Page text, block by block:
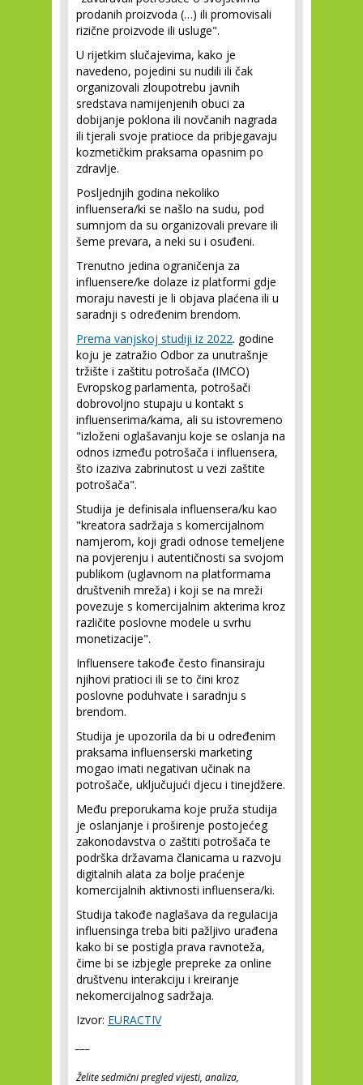
prodanih proizvoda (…) ili promovisali
rizične proizvode ili usluge".
U rijetkim slučajevima, kako je
navedeno, pojedini su nudili ili čak
organizovali zloupotrebu javnih
sredstava namijenjenih obuci za
dobijanje poklona ili novčanih nagrada
ili tjerali svoje pratioce da pribjegavaju
kozmetičkim praksama opasnim po
zdravlje.
Posljednjih godina nekoliko
influensera/ki se našlo na sudu, pod
sumnjom da su organizovali prevare ili
šeme prevara, a neki su i osuđeni.
Trenutno jedina ograničenja za
influensere/ke dolaze iz platformi gdje
moraju navesti je li objava plaćena ili u
saradnji s određenim brendom.
Prema vanjskoj studiji iz 2022. godine
koju je zatražio Odbor za unutrašnje
tržište i zaštitu potrošača (IMCO)
Evropskog parlamenta, potrošači
dobrovoljno stupaju u kontakt s
influenserima/kama, ali su istovremeno
"izloženi oglašavanju koje se oslanja na
odnos između potrošača i influensera,
što izaziva zabrinutost u vezi zaštite
potrošača".
Studija je definisala influensera/ku kao
"kreatora sadržaja s komercijalnom
namjerom, koji gradi odnose temeljene
na povjerenju i autentičnosti sa svojom
publikom (uglavnom na platformama
društvenih mreža) i koji se na mreži
povezuje s komercijalnim akterima kroz
različite poslovne modele u svrhu
monetizacije".
Influensere takođe često finansiraju
njihovi pratioci ili se to čini kroz
poslovne poduhvate i saradnju s
brendom.
Studija je upozorila da bi u određenim
praksama influenserski marketing
mogao imati negativan učinak na
potrošače, uključujući djecu i tinejdžere.
Među preporukama koje pruža studija
je oslanjanje i proširenje postojećeg
zakonodavstva o zaštiti potrošača te
podrška državama članicama u razvoju
digitalnih alata za bolje praćenje
komercijalnih aktivnosti influensera/ki.
Studija takođe naglašava da regulacija
influensinga treba biti pažljivo urađena
kako bi se postigla prava ravnoteža,
čime bi se izbjegle prepreke za online
društvenu interakciju i kreiranje
nekomercijalnog sadržaja.
Izvor: EURACTIV
Želite sedmični pregled vijesti, analiza,